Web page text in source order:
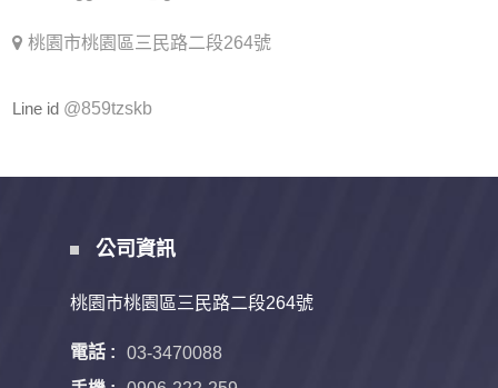
桃園市桃園區三民路二段264號
Line id @859tzskb
公司資訊
桃園市桃園區三民路二段264號
電話 :
03-3470088